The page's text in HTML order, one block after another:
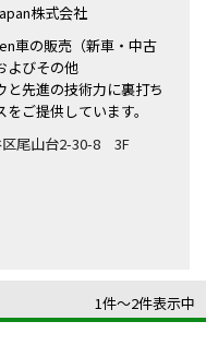
株式会社
車の販売（新車・中古
よびその他
先進の技術力に裏打ち
ご提供しています。
区尾山台2-30-8 3F
1件〜2件表示中
ービス
ス
ントサービス